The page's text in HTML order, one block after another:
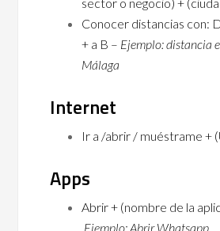
Conocer distancias con:
+ a B – Ejemplo: distancia
Málaga
Internet
Ir a /abrir / muéstrame +
Apps
Abrir + (nombre de la
Ejemplo: Abrir Whatsapp